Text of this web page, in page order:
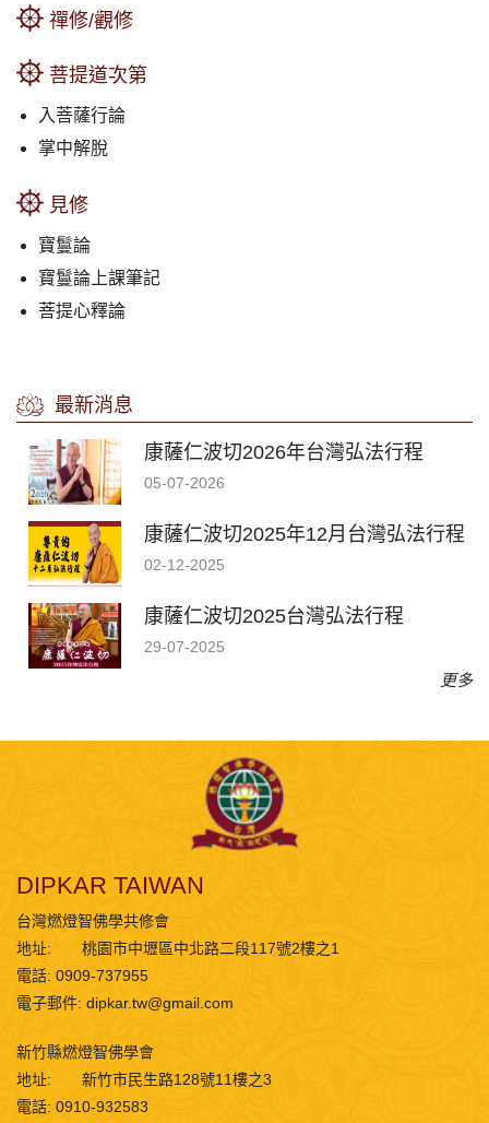
禪修/觀修
菩提道次第
入菩薩行論
掌中解脫
見修
寶鬘論
寶鬘論上課筆記
菩提心釋論
最新消息
康薩仁波切2026年台灣弘法行程
05-07-2026
康薩仁波切2025年12月台灣弘法行程
02-12-2025
康薩仁波切2025台灣弘法行程
29-07-2025
更多
DIPKAR TAIWAN
台灣燃燈智佛學共修會
地址:
桃園市中壢區中北路二段117號2樓之1
電話: 0909-737955
電子郵件: dipkar.tw@gmail.com
新竹縣燃燈智佛學會
地址:
新竹市民生路128號11樓之3
電話: 0910-932583